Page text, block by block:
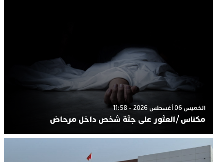
الخميس 06 أغسطس 2026 - 11:58
مكناس /العثور على جثة شخص داخل مرحاض